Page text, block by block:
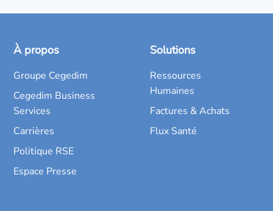
À propos
Groupe Cegedim
Cegedim Business
Services
Carrières
Politique RSE
Espace Presse
Solutions
Ressources
Humaines
Factures & Achats
Flux Santé